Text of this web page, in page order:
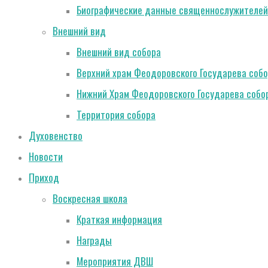
Биографические данные
Внешний вид
Внешний вид собора
Верхний храм Феодоровского Государева
Нижний Храм Феодоровского Государева
Территория собора
Духовенство
Новости
Приход
Воскресная школа
Краткая информация
Награды
Мероприятия ДВШ